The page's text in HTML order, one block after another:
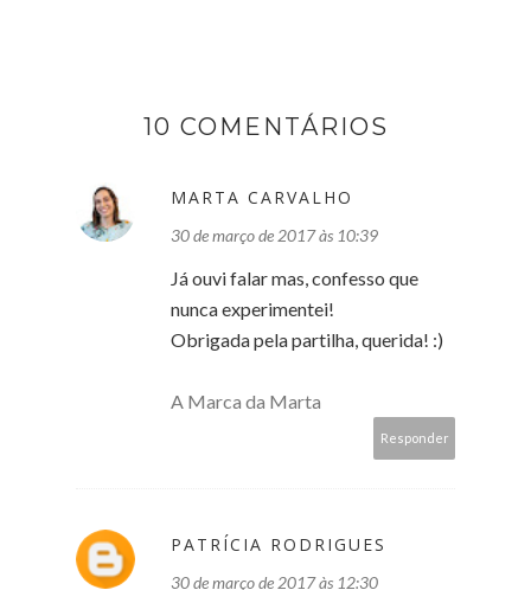
10 COMENTÁRIOS
MARTA CARVALHO
30 de março de 2017 às 10:39
Já ouvi falar mas, confesso que
nunca experimentei!
Obrigada pela partilha, querida! :)
A Marca da Marta
Responder
PATRÍCIA RODRIGUES
30 de março de 2017 às 12:30